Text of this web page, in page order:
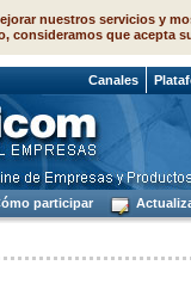
nuestros servicios y
consideramos que acepta
2026 Canales
participar